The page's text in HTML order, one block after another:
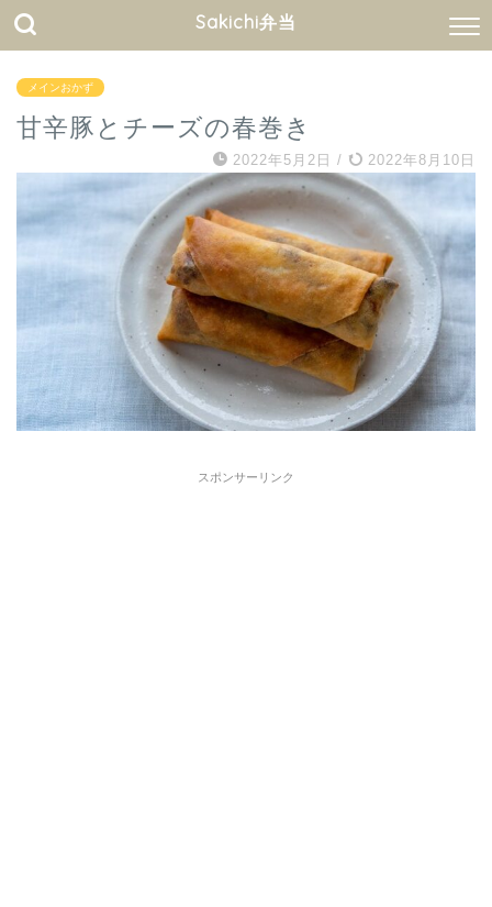
Sakichi弁当
メインおかず
甘辛豚とチーズの春巻き
2022年5月2日 / 2022年8月10日
スポンサーリンク